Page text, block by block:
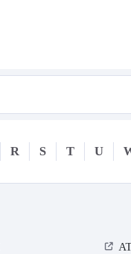
R S T U